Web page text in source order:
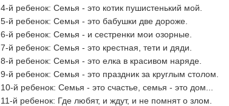
4-й ребенок: Семья - это котик пушистенький мой.
5-й ребенок: Семья - это бабушки две дороже.
6-й ребенок: Семья - и сестренки мои озорные.
7-й ребенок: Семья - это крестная, тети и дяди.
8-й ребенок: Семья - это елка в красивом наряде.
9-й ребенок: Семья - это праздник за круглым столом.
10-й ребенок: Семья - это счастье, семья - это дом...
11-й ребенок: Где любят, и ждут, и не помнят о злом.